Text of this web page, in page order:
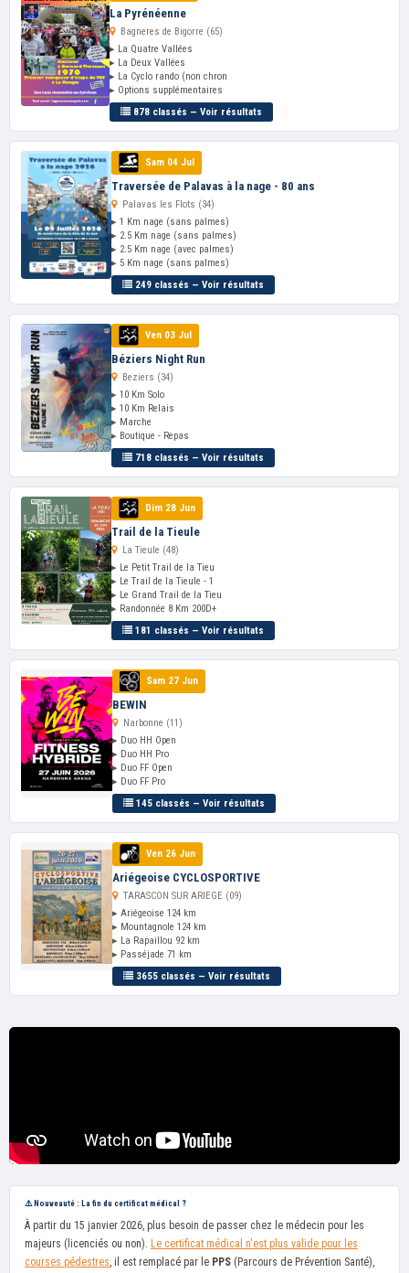
La Pyrénéenne
Bagneres de Bigorre (65)
▸ La Quatre Vallées
▸ La Deux Vallées
▸ La Cyclo rando (non chron
▸ Options supplémentaires
878 classés — Voir résultats
Sam 04 Jul
Traversée de Palavas à la nage - 80 ans
Palavas les Flots (34)
▸ 1 Km nage (sans palmes)
▸ 2.5 Km nage (sans palmes)
▸ 2.5 Km nage (avec palmes)
▸ 5 Km nage (sans palmes)
249 classés — Voir résultats
Ven 03 Jul
Béziers Night Run
Beziers (34)
▸ 10 Km Solo
▸ 10 Km Relais
▸ Marche
▸ Boutique - Repas
718 classés — Voir résultats
Dim 28 Jun
Trail de la Tieule
La Tieule (48)
▸ Le Petit Trail de la Tieu
▸ Le Trail de la Tieule - 1
▸ Le Grand Trail de la Tieu
▸ Randonnée 8 Km 200D+
181 classés — Voir résultats
Sam 27 Jun
BEWIN
Narbonne (11)
▸ Duo HH Open
▸ Duo HH Pro
▸ Duo FF Open
▸ Duo FF Pro
145 classés — Voir résultats
Ven 26 Jun
Ariégeoise CYCLOSPORTIVE
TARASCON SUR ARIEGE (09)
▸ Ariégeoise 124 km
▸ Mountagnole 124 km
▸ La Rapaillou 92 km
▸ Passéjade 71 km
3655 classés — Voir résultats
⚠️ Nouveauté : La fin du certificat médical ?
À partir du 15 janvier 2026, plus besoin de passer chez le médecin pour les
majeurs (licenciés ou non). Le certificat médical n'est plus valide pour les
courses pédestres, il est remplacé par le PPS (Parcours de Prévention Santé),